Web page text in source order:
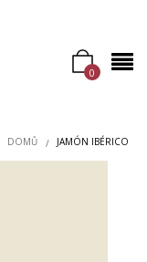
0
DOMŮ JAMÓN IBÉRICO